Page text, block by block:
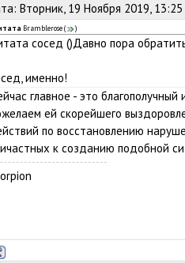
Вторник, 19 Ноября 2019,
Bramblerose( )
сосед ()Давно пора
именно!
главное - это
ей скорейшего
по восстановлению
к созданию подобной